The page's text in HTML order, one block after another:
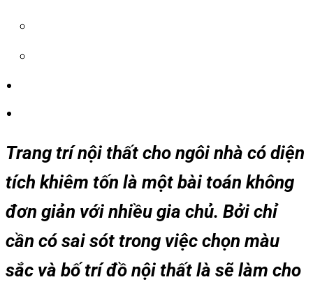
Trang trí nội thất cho ngôi nhà có diện
tích khiêm tốn là một bài toán không
đơn giản với nhiều gia chủ. Bởi chỉ
cần có sai sót trong việc chọn màu
sắc và bố trí đồ nội thất là sẽ làm cho